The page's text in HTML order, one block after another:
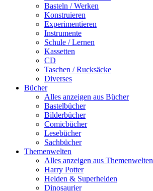
Basteln / Werken
Konstruieren
Experimentieren
Instrumente
Schule / Lernen
Kassetten
CD
Taschen / Rucksäcke
Diverses
Bücher
Alles anzeigen aus Bücher
Bastelbücher
Bilderbücher
Comicbücher
Lesebücher
Sachbücher
Themenwelten
Alles anzeigen aus Themenwelten
Harry Potter
Helden & Superhelden
Dinosaurier